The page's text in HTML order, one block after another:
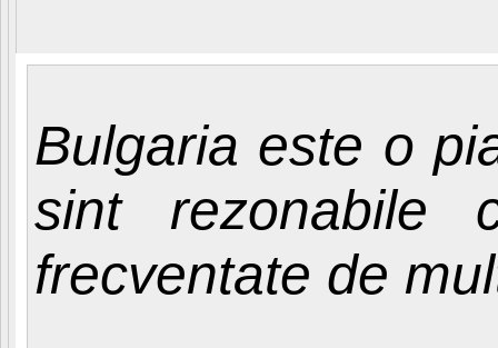
Bulgaria este o
sint rezonabile
frecventate de